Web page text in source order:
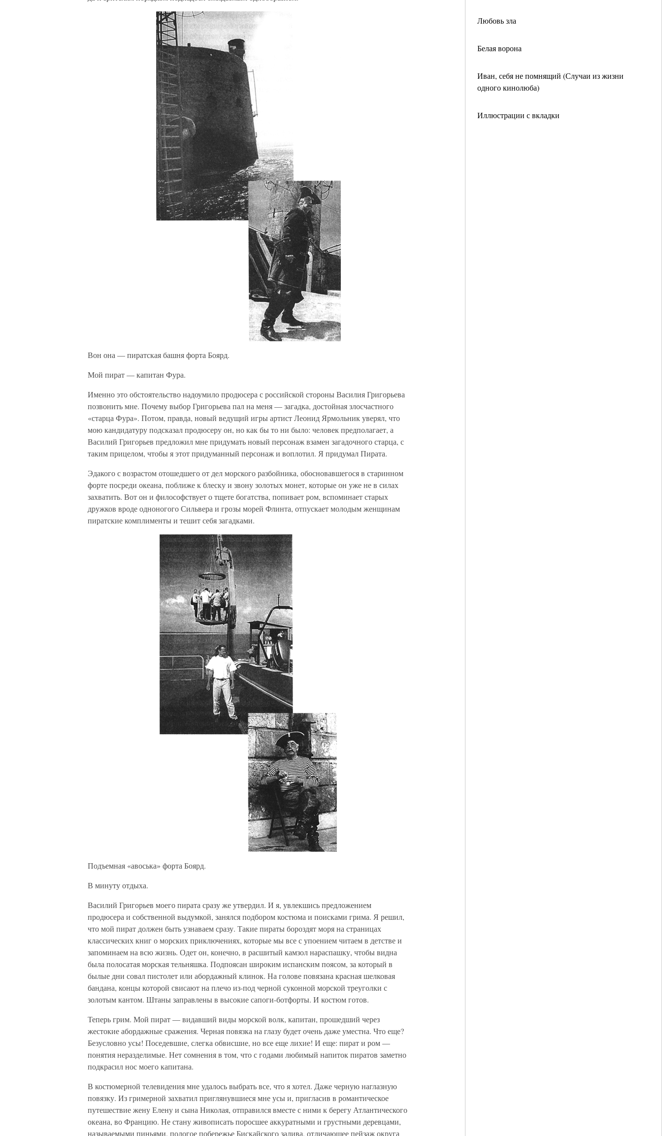
Любовь зла
Белая ворона
Иван, себя не помнящий (Случаи из жизни
одного кинолюба)
Иллюстрации с вкладки
Вон она — пиратская башня форта Боярд.
Мой пират — капитан Фура.
Именно это обстоятельство надоумило продюсера с российской стороны Василия Григорьева
позвонить мне. Почему выбор Григорьева пал на меня — загадка, достойная злосчастного
«старца Фура». Потом, правда, новый ведущий игры артист Леонид Ярмольник уверял, что
мою кандидатуру подсказал продюсеру он, но как бы то ни было: человек предполагает, а
Василий Григорьев предложил мне придумать новый персонаж взамен загадочного старца, с
таким прицелом, чтобы я этот придуманный персонаж и воплотил. Я придумал Пирата.
Эдакого с возрастом отошедшего от дел морского разбойника, обосновавшегося в старинном
форте посреди океана, поближе к блеску и звону золотых монет, которые он уже не в силах
захватить. Вот он и философствует о тщете богатства, попивает ром, вспоминает старых
дружков вроде одноногого Сильвера и грозы морей Флинта, отпускает молодым женщинам
пиратские комплименты и тешит себя загадками.
Подъемная «авоська» форта Боярд.
В минуту отдыха.
Василий Григорьев моего пирата сразу же утвердил. И я, увлекшись предложением
продюсера и собственной выдумкой, занялся подбором костюма и поисками грима. Я решил,
что мой пират должен быть узнаваем сразу. Такие пираты бороздят моря на страницах
классических книг о морских приключениях, которые мы все с упоением читаем в детстве и
запоминаем на всю жизнь. Одет он, конечно, в расшитый камзол нараспашку, чтобы видна
была полосатая морская тельняшка. Подпоясан широким испанским поясом, за который в
былые дни совал пистолет или абордажный клинок. На голове повязана красная шелковая
бандана, концы которой свисают на плечо из-под черной суконной морской треуголки с
золотым кантом. Штаны заправлены в высокие сапоги-ботфорты. И костюм готов.
Теперь грим. Мой пират — видавший виды морской волк, капитан, прошедший через
жестокие абордажные сражения. Черная повязка на глазу будет очень даже уместна. Что еще?
Безусловно усы! Поседевшие, слегка обвисшие, но все еще лихие! И еще: пират и ром —
понятия неразделимые. Нет сомнения в том, что с годами любимый напиток пиратов заметно
подкрасил нос моего капитана.
В костюмерной телевидения мне удалось выбрать все, что я хотел. Даже черную наглазную
повязку. Из гримерной захватил приглянувшиеся мне усы и, пригласив в романтическое
путешествие жену Елену и сына Николая, отправился вместе с ними к берегу Атлантического
океана, во Францию. Не стану живописать поросшее аккуратными и грустными деревцами,
называемыми пиньями, пологое побережье Бискайского залива, отличающее пейзаж округа